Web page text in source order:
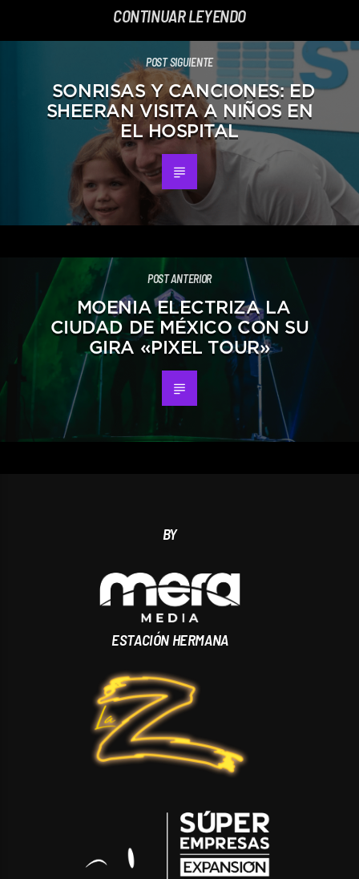
CONTINUAR LEYENDO
POST SIGUIENTE
SONRISAS Y CANCIONES: ED
SHEERAN VISITA A NIÑOS EN
EL HOSPITAL
POST ANTERIOR
MOENIA ELECTRIZA LA
CIUDAD DE MÉXICO CON SU
GIRA «PIXEL TOUR»
BY
ESTACIÓN HERMANA